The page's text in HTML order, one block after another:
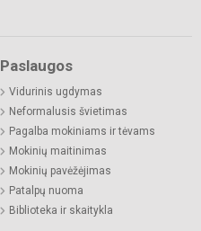
Paslaugos
Vidurinis ugdymas
Neformalusis švietimas
Pagalba mokiniams ir tėvams
Mokinių maitinimas
Mokinių pavėžėjimas
Patalpų nuoma
Biblioteka ir skaitykla